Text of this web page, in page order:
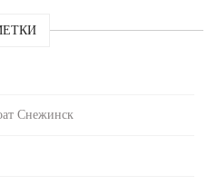
Снежинск